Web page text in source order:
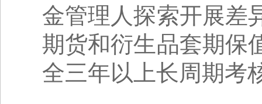
金管理人探索开展差
期货和衍生品套期保
全三年以上长周期考